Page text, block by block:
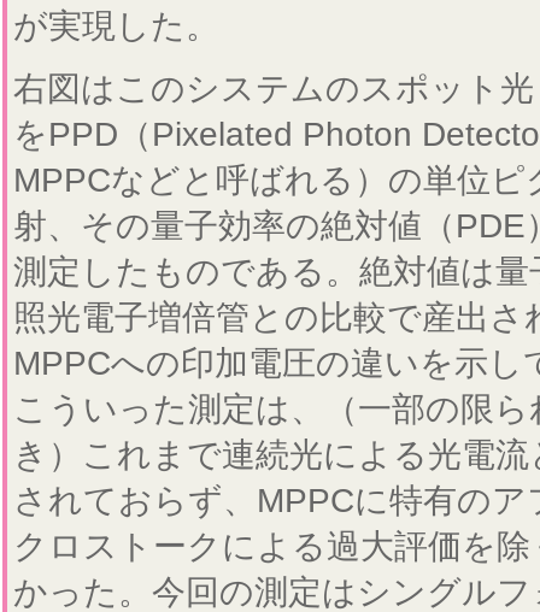
が実現した。
右図はこのシステムのスポット
をPPD（Pixelated Photon
MPPCなどと呼ばれる）の単位ピ
射、その量子効率の絶対値（
測定したものである。絶対値は
照光電子増倍管との比較で産出さ
MPPCへの印加電圧の違いを示し
こういった測定は、（一部の限
き）これまで連続光による光電
されておらず、MPPCに特有の
クロストークによる過大評価を
かった。今回の測定はシングル